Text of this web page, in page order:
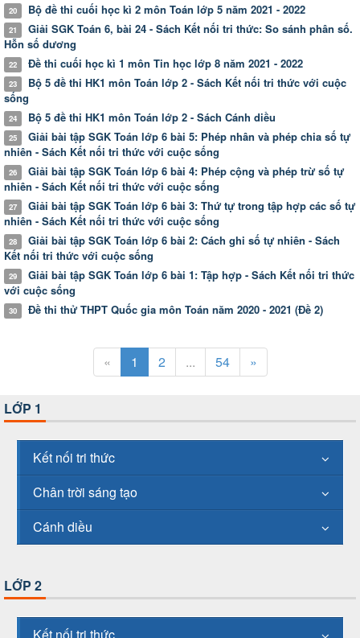
20 Bộ đề thi cuối học kì 2 môn Toán lớp 5 năm 2021 - 2022
21 Giải SGK Toán 6, bài 24 - Sách Kết nối tri thức: So sánh phân số.
Hỗn số dương
22 Đề thi cuối học kì 1 môn Tin học lớp 8 năm 2021 - 2022
23 Bộ 5 đề thi HK1 môn Toán lớp 2 - Sách Kết nối tri thức với cuộc
sống
24 Bộ 5 đề thi HK1 môn Toán lớp 2 - Sách Cánh diều
25 Giải bài tập SGK Toán lớp 6 bài 5: Phép nhân và phép chia số tự
nhiên - Sách Kết nối tri thức với cuộc sống
26 Giải bài tập SGK Toán lớp 6 bài 4: Phép cộng và phép trừ số tự
nhiên - Sách Kết nối tri thức với cuộc sống
27 Giải bài tập SGK Toán lớp 6 bài 3: Thứ tự trong tập hợp các số tự
nhiên - Sách Kết nối tri thức với cuộc sống
28 Giải bài tập SGK Toán lớp 6 bài 2: Cách ghi số tự nhiên - Sách
Kết nối tri thức với cuộc sống
29 Giải bài tập SGK Toán lớp 6 bài 1: Tập hợp - Sách Kết nối tri thức
với cuộc sống
30 Đề thi thử THPT Quốc gia môn Toán năm 2020 - 2021 (Đề 2)
« 1 2 ... 54 »
LỚP 1
Kết nối tri thức
Chân trời sáng tạo
Cánh diều
LỚP 2
Kết nối tri thức